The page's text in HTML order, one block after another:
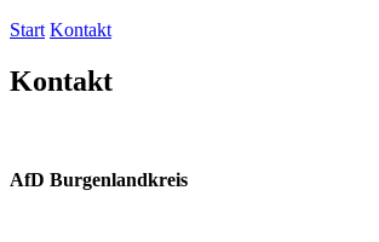
Start Kontakt
Kontakt
AfD Burgenlandkreis